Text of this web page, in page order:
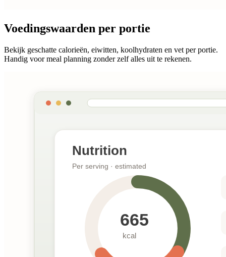
Voedingswaarden per portie
Bekijk geschatte calorieën, eiwitten, koolhydraten en vet per portie.
Handig voor meal planning zonder zelf alles uit te rekenen.